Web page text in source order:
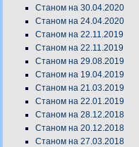
Станом на 30.04.2020
Станом на 24.04.2020
Станом на 22.11.2019
Станом на 22.11.2019
Станом на 29.08.2019
Станом на 19.04.2019
Станом на 21.03.2019
Станом на 22.01.2019
Станом на 28.12.2018
Станом на 20.12.2018
Станом на 27.03.2018